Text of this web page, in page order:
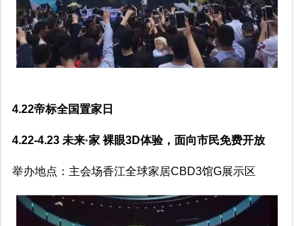
4.22帝标全国置家日
4.22-4.23 未来·家 裸眼3D体验，面向市民免费开放
举办地点：主会场香江全球家居CBD3馆G展示区